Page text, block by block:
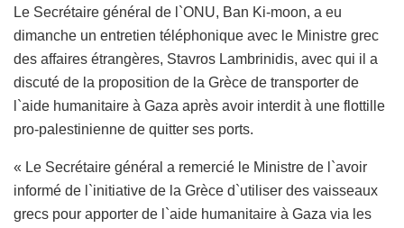
Le Secrétaire général de l`ONU, Ban Ki-moon, a eu
dimanche un entretien téléphonique avec le Ministre grec
des affaires étrangères, Stavros Lambrinidis, avec qui il a
discuté de la proposition de la Grèce de transporter de
l`aide humanitaire à Gaza après avoir interdit à une flottille
pro-palestinienne de quitter ses ports.
« Le Secrétaire général a remercié le Ministre de l`avoir
informé de l`initiative de la Grèce d`utiliser des vaisseaux
grecs pour apporter de l`aide humanitaire à Gaza via les